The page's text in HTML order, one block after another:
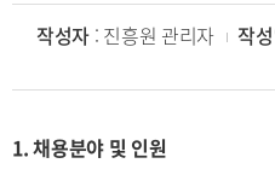
작성자 : 진흥원 관리자 작
1. 채용분야 및 인원